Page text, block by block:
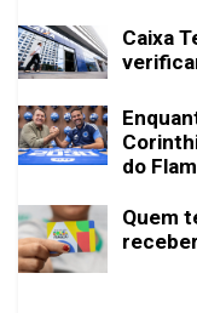
Caixa
do
Quem